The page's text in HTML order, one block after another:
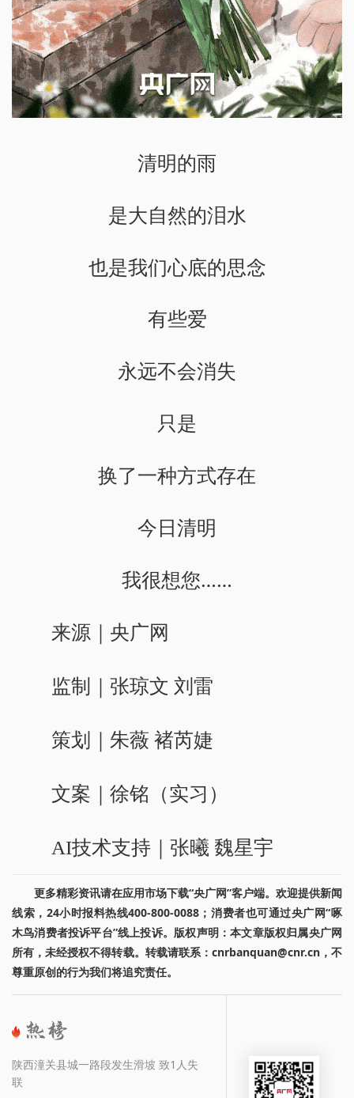
清明的雨
是大自然的泪水
也是我们心底的思念
有些爱
永远不会消失
只是
换了一种方式存在
今日清明
我很想您……
来源｜央广网
监制｜张琼文 刘雷
策划｜朱薇 褚芮婕
文案｜徐铭（实习）
AI技术支持｜张曦 魏星宇
更多精彩资讯请在应用市场下载“央广网”客户端。欢迎提供新闻
线索，24小时报料热线400-800-0088；消费者也可通过央广网“啄
木鸟消费者投诉平台”线上投诉。版权声明：本文章版权归属央广网
所有，未经授权不得转载。转载请联系：cnrbanquan@cnr.cn，不
尊重原创的行为我们将追究责任。
陕西潼关县城一路段发生滑坡 致1人失
联